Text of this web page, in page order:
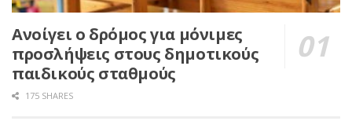
Ανοίγει ο δρόμος για μόνιμες
προσλήψεις στους δημοτικούς
παιδικούς σταθμούς
175 SHARES